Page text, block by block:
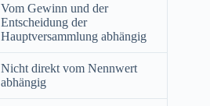
Vom Gewinn und der
Entscheidung der
Hauptversammlung abhängig
Nicht direkt vom Nennwert
abhängig